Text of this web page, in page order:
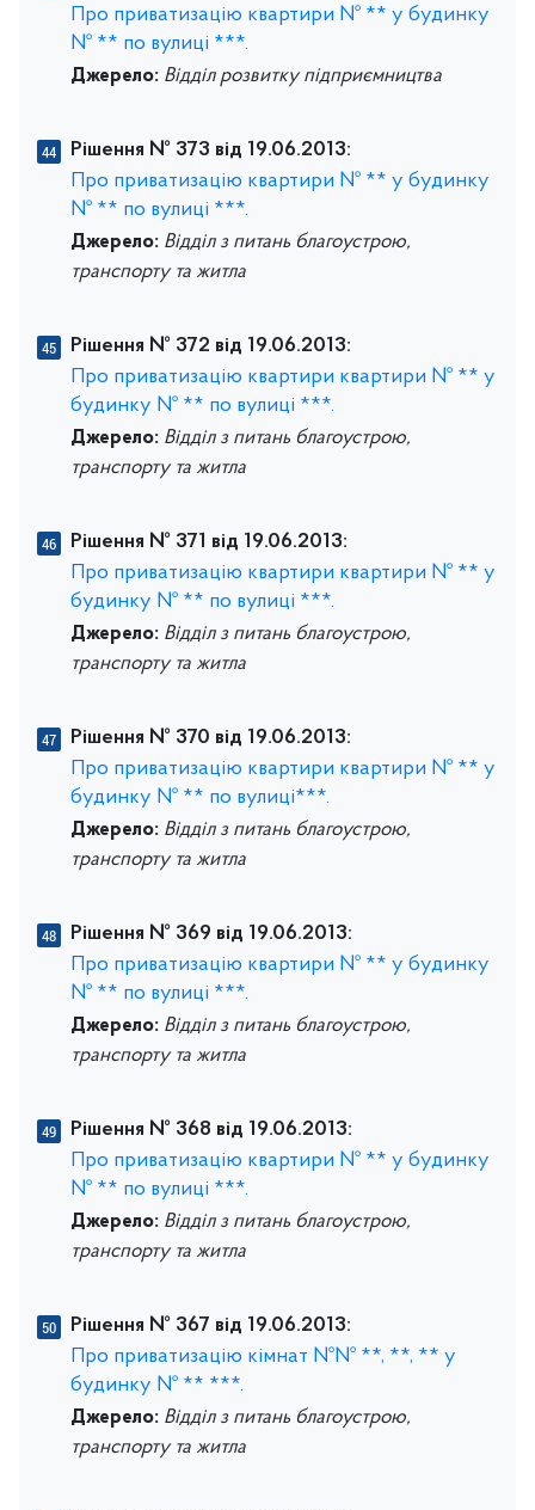
Про приватизацію квартири № ** у будинку
№ ** по вулиці ***.
Джерело: Відділ розвитку підприємництва
Рішення № 373 від 19.06.2013:
Про приватизацію квартири № ** у будинку
№ ** по вулиці ***.
Джерело: Відділ з питань благоустрою,
транспорту та житла
Рішення № 372 від 19.06.2013:
Про приватизацію квартири квартири № ** у
будинку № ** по вулиці ***.
Джерело: Відділ з питань благоустрою,
транспорту та житла
Рішення № 371 від 19.06.2013:
Про приватизацію квартири квартири № ** у
будинку № ** по вулиці ***.
Джерело: Відділ з питань благоустрою,
транспорту та житла
Рішення № 370 від 19.06.2013:
Про приватизацію квартири квартири № ** у
будинку № ** по вулиці***.
Джерело: Відділ з питань благоустрою,
транспорту та житла
Рішення № 369 від 19.06.2013:
Про приватизацію квартири № ** у будинку
№ ** по вулиці ***.
Джерело: Відділ з питань благоустрою,
транспорту та житла
Рішення № 368 від 19.06.2013:
Про приватизацію квартири № ** у будинку
№ ** по вулиці ***.
Джерело: Відділ з питань благоустрою,
транспорту та житла
Рішення № 367 від 19.06.2013:
Про приватизацію кімнат №№ **, **, ** у
будинку № ** ***.
Джерело: Відділ з питань благоустрою,
транспорту та житла